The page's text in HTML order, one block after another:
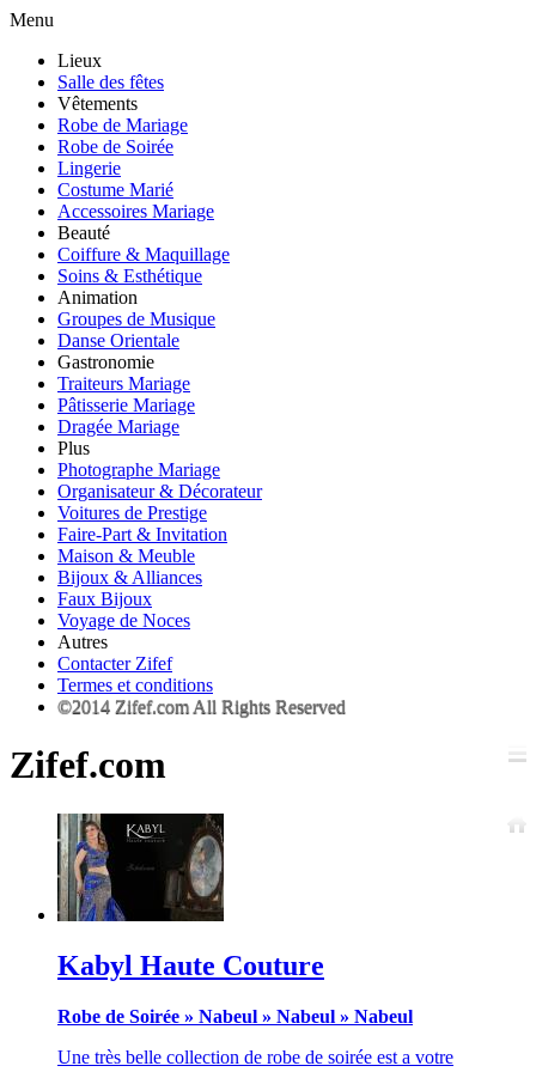
Menu
Lieux
Salle des fêtes
Vêtements
Robe de Mariage
Robe de Soirée
Lingerie
Costume Marié
Accessoires Mariage
Beauté
Coiffure & Maquillage
Soins & Esthétique
Animation
Groupes de Musique
Danse Orientale
Gastronomie
Traiteurs Mariage
Pâtisserie Mariage
Dragée Mariage
Plus
Photographe Mariage
Organisateur & Décorateur
Voitures de Prestige
Faire-Part & Invitation
Maison & Meuble
Bijoux & Alliances
Faux Bijoux
Voyage de Noces
Autres
Contacter Zifef
Termes et conditions
©2014 Zifef.com All Rights Reserved
Zifef.com
Kabyl Haute Couture
Robe de Soirée » Nabeul » Nabeul » Nabeul
Une très belle collection de robe de soirée est a votre